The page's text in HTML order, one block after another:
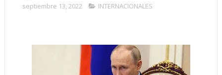
septiembre 13, 2022 INTERNACIONALES